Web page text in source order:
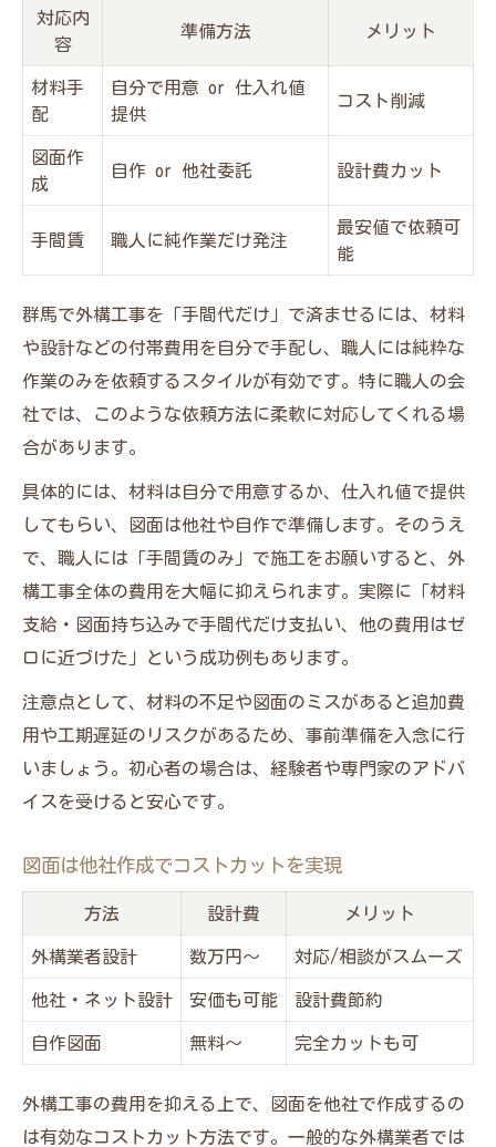
対応内
容
準備方法 メリット
材料手
配
自分で用意 or 仕入れ値
提供
コスト削減
図面作
成
自作 or 他社委託 設計費カット
手間賃 職人に純作業だけ発注
最安値で依頼可
能
群馬で外構工事を「手間代だけ」で済ませるには、材料
や設計などの付帯費用を自分で手配し、職人には純粋な
作業のみを依頼するスタイルが有効です。特に職人の会
社では、このような依頼方法に柔軟に対応してくれる場
合があります。
具体的には、材料は自分で用意するか、仕入れ値で提供
してもらい、図面は他社や自作で準備します。そのうえ
で、職人には「手間賃のみ」で施工をお願いすると、外
構工事全体の費用を大幅に抑えられます。実際に「材料
支給・図面持ち込みで手間代だけ支払い、他の費用はゼ
ロに近づけた」という成功例もあります。
注意点として、材料の不足や図面のミスがあると追加費
用や工期遅延のリスクがあるため、事前準備を入念に行
いましょう。初心者の場合は、経験者や専門家のアドバ
イスを受けると安心です。
図面は他社作成でコストカットを実現
方法 設計費 メリット
外構業者設計 数万円～ 対応/相談がスムーズ
他社・ネット設計 安価も可能 設計費節約
自作図面 無料～ 完全カットも可
外構工事の費用を抑える上で、図面を他社で作成するの
は有効なコストカット方法です。一般的な外構業者では